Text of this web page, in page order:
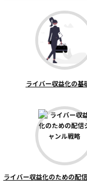
ライバー収益化の基
ライバー収益化のための配